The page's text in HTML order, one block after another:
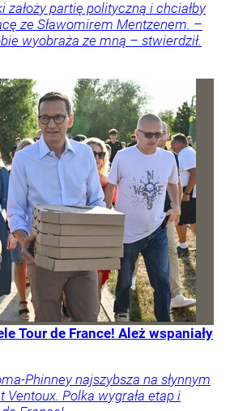
partię polityczną i chciałby
ze Sławomirem Mentzenem. –
wyobraża ze mną – stwierdził.
Tour de France! Ależ wspaniały
Phinney najszybsza na słynnym
Ventoux. Polka wygrała etap i